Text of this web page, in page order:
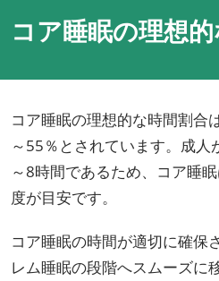
コア睡眠の理想
コア睡眠の理想的な時間割合
～55％とされています。成
～8時間であるため、コア睡
度が目安です。
コア睡眠の時間が適切に確保
レム睡眠の段階へスムーズに